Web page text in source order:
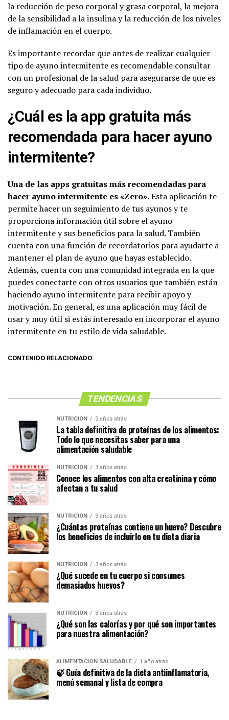
la reducción de peso corporal y grasa corporal, la mejora
de la sensibilidad a la insulina y la reducción de los niveles
de inflamación en el cuerpo.
Es importante recordar que antes de realizar cualquier
tipo de ayuno intermitente es recomendable consultar
con un profesional de la salud para asegurarse de que es
seguro y adecuado para cada individuo.
¿Cuál es la app gratuita más
recomendada para hacer ayuno
intermitente?
Una de las apps gratuitas más recomendadas para
hacer ayuno intermitente es «Zero».Esta aplicación te
permite hacer un seguimiento de tus ayunos y te
proporciona información útil sobre el ayuno
intermitente y sus beneficios para la salud. También
cuenta con una función de recordatorios para ayudarte a
mantener el plan de ayuno que hayas establecido.
Además, cuenta con una comunidad integrada en la que
puedes conectarte con otros usuarios que también están
haciendo ayuno intermitente para recibir apoyo y
motivación. En general, es una aplicación muy fácil de
usar y muy útil si estás interesado en incorporar el ayuno
intermitente en tu estilo de vida saludable.
CONTENIDO RELACIONADO:
TENDENCIAS
NUTRICIÓN 3 años atrás
La tabla definitiva de proteínas de los alimentos:
Todo lo que necesitas saber para una
alimentación saludable
NUTRICIÓN 3 años atrás
Conoce los alimentos con alta creatinina y cómo
afectan a tu salud
NUTRICIÓN 3 años atrás
¿Cuántas proteínas contiene un huevo? Descubre
los beneficios de incluirlo en tu dieta diaria
NUTRICIÓN 3 años atrás
¿Qué sucede en tu cuerpo si consumes
demasiados huevos?
NUTRICIÓN 3 años atrás
¿Qué son las calorías y por qué son importantes
para nuestra alimentación?
ALIMENTACIÓN SALUDABLE 1 año atrás
🍃 Guía definitiva de la dieta antiinflamatoria,
menú semanal y lista de compra